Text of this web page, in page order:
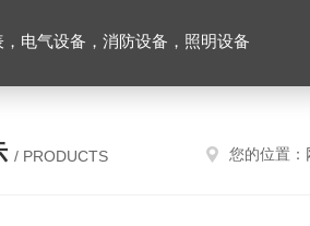
电气设备，消防设备，照明设备
/ PRODUCTS 您的位置：